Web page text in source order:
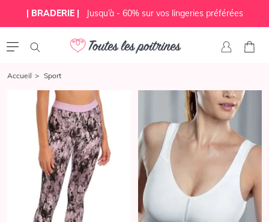
| BRADERIE | Jusqu’à - 60% sur vos lingeries préférées
Accueil Sport